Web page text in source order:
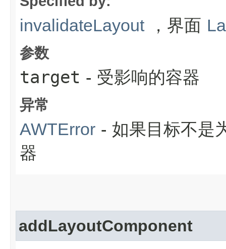
invalidateLayout，界面
参数
target - 受影响的容器
异常
AWTError - 如果目标不是
器
addLayoutComponent